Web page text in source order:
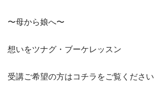
〜母から娘へ〜
想いをツナグ・ブーケレッスン
受講ご希望の方はコチラをご覧ください